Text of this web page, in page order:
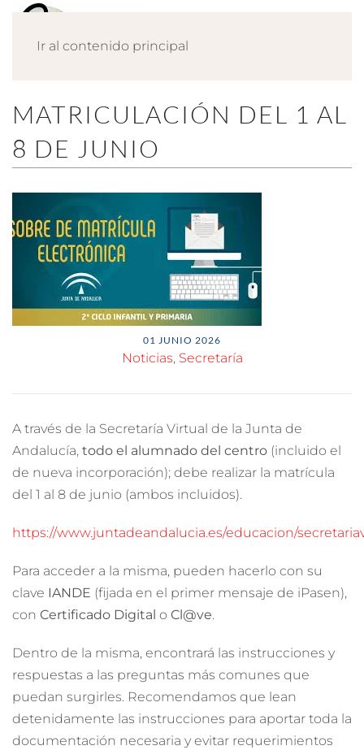
Ir al contenido principal
MATRICULACIÓN DEL 1 AL
8 DE JUNIO
01 JUNIO 2026
Noticias, Secretaría
A través de la Secretaría Virtual de la Junta de
Andalucía, todo el alumnado del centro (incluido el
de nueva incorporación); debe realizar la matrícula
del 1 al 8 de junio (ambos incluidos).
https://www.juntadeandalucia.es/educacion/
Para acceder a la misma, pueden hacerlo con su
clave IANDE (fijada en el primer mensaje de iPasen),
con Certificado Digital o Cl@ve.
Dentro de la misma, encontrará las instrucciones y
respuestas a las preguntas más comunes que
puedan surgirles. Recomendamos que lean
detenidamente las instrucciones para aportar toda la
documentación necesaria y evitar requerimientos